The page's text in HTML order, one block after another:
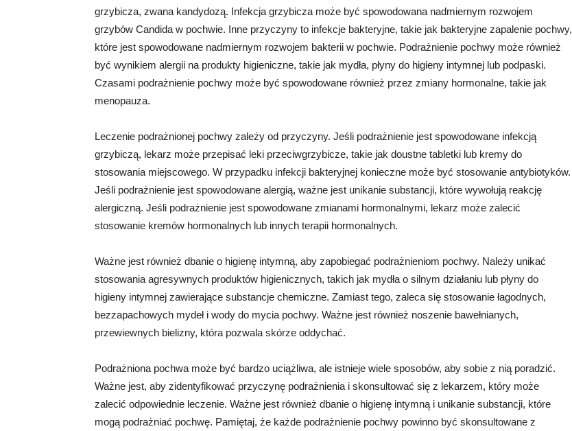
grzybicza, zwana kandydozą. Infekcja grzybicza może być spowodowana nadmiernym rozwojem
grzybów Candida w pochwie. Inne przyczyny to infekcje bakteryjne, takie jak bakteryjne zapalenie pochwy,
które jest spowodowane nadmiernym rozwojem bakterii w pochwie. Podrażnienie pochwy może również
być wynikiem alergii na produkty higieniczne, takie jak mydła, płyny do higieny intymnej lub podpaski.
Czasami podrażnienie pochwy może być spowodowane również przez zmiany hormonalne, takie jak
menopauza.
Leczenie podrażnionej pochwy zależy od przyczyny. Jeśli podrażnienie jest spowodowane infekcją
grzybiczą, lekarz może przepisać leki przeciwgrzybicze, takie jak doustne tabletki lub kremy do
stosowania miejscowego. W przypadku infekcji bakteryjnej konieczne może być stosowanie antybiotyków.
Jeśli podrażnienie jest spowodowane alergią, ważne jest unikanie substancji, które wywołują reakcję
alergiczną. Jeśli podrażnienie jest spowodowane zmianami hormonalnymi, lekarz może zalecić
stosowanie kremów hormonalnych lub innych terapii hormonalnych.
Ważne jest również dbanie o higienę intymną, aby zapobiegać podrażnieniom pochwy. Należy unikać
stosowania agresywnych produktów higienicznych, takich jak mydła o silnym działaniu lub płyny do
higieny intymnej zawierające substancje chemiczne. Zamiast tego, zaleca się stosowanie łagodnych,
bezzapachowych mydeł i wody do mycia pochwy. Ważne jest również noszenie bawełnianych,
przewiewnych bielizny, która pozwala skórze oddychać.
Podrażniona pochwa może być bardzo uciążliwa, ale istnieje wiele sposobów, aby sobie z nią poradzić.
Ważne jest, aby zidentyfikować przyczynę podrażnienia i skonsultować się z lekarzem, który może
zalecić odpowiednie leczenie. Ważne jest również dbanie o higienę intymną i unikanie substancji, które
mogą podrażniać pochwę. Pamiętaj, że każde podrażnienie pochwy powinno być skonsultowane z